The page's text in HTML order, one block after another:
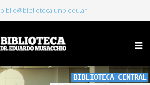
biblio@biblioteca.unp.edu.ar
BIBLIOTECA CENTRAL